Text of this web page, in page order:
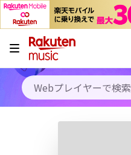
キャンペーン
料金プラン
使い方